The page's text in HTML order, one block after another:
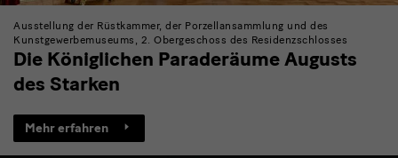
Ausstellung der Rüstkammer, der Porzellansammlung und des
Kunstgewerbemuseums, 2. Obergeschoss des Residenzschlosses
Die Königlichen Paraderäume Augusts
des Starken
Mehr erfahren